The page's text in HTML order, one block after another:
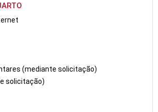
(mediante solicitação)
solicitação)